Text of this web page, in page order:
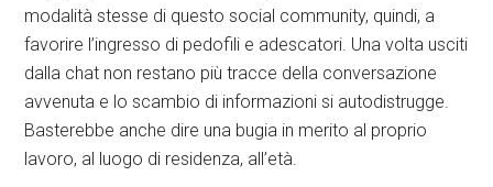
modalità stesse di questo social community, quindi, a
favorire l’ingresso di pedofili e adescatori. Una volta usciti
dalla chat non restano più tracce della conversazione
avvenuta e lo scambio di informazioni si autodistrugge.
Basterebbe anche dire una bugia in merito al proprio
lavoro, al luogo di residenza, all’età.